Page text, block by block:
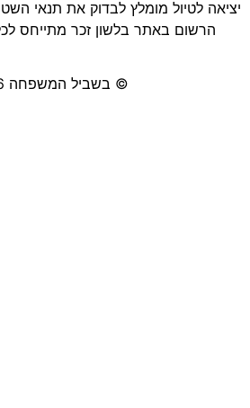
יציאה לטיול מומלץ לבדוק את תנאי
הרשום באתר בלשון זכר מתייחס
© בשביל המשפחה 2026